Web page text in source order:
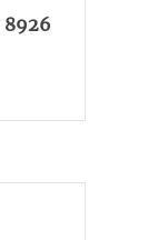
8926